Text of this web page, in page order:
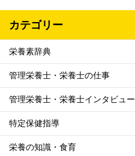
カテゴリー
栄養素辞典
管理栄養士・栄養士の仕事
管理栄養士・栄養士インタビュー
特定保健指導
栄養の知識・食育